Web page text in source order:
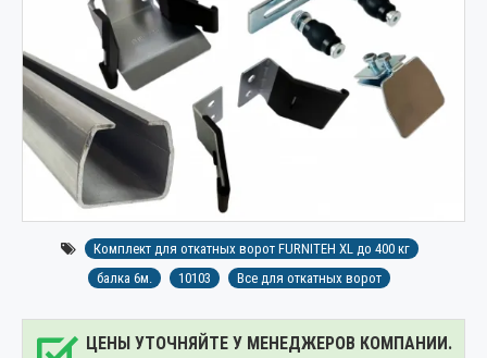
Комплект для откатных ворот FURNITEH XL до 400 кг
балка 6м.
10103 Все для откатных ворот
ЦЕНЫ УТОЧНЯЙТЕ У МЕНЕДЖЕРОВ КОМПАНИИ.